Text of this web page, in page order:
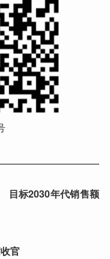
标2030年代销售额
官